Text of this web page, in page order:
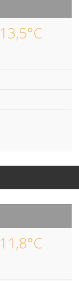
13,5°C
11,8°C